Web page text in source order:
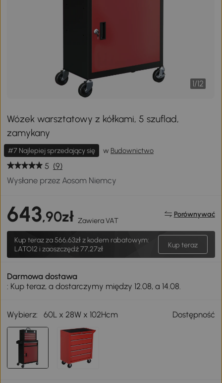
1/12
Wózek warsztatowy z kółkami, 5 szuflad,
zamykany
#7 Najlepiej sprzedający się w Budownictwo
5 (9)
Wysłane przez Aosom Niemcy
643,90zł Zawiera VAT
Porównywać
Kup teraz za566,63złz kodem rabatowym:
LATO12 i zaoszczędź 77,27zł
Kup teraz
Darmowa dostawa
: Kup teraz, a dostarczymy między 12.08, a 14.08.
Wybierz: 60L x 28W x 102Hcm Dostępność